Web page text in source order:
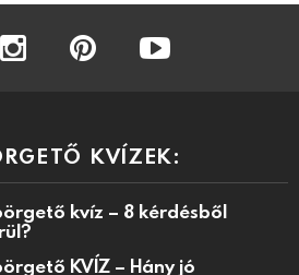
instagram
KVÍZEK:
kvíz – 8 kérdésből
KVÍZ – Hány jó